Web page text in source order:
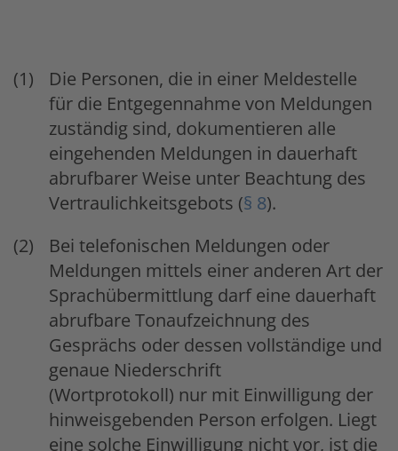
Die Personen, die in einer Meldestelle
für die Entgegennahme von Meldungen
zuständig sind, dokumentieren alle
eingehenden Meldungen in dauerhaft
abrufbarer Weise unter Beachtung des
Vertraulichkeitsgebots (§ 8).
Bei telefonischen Meldungen oder
Meldungen mittels einer anderen Art der
Sprachübermittlung darf eine dauerhaft
abrufbare Tonaufzeichnung des
Gesprächs oder dessen vollständige und
genaue Niederschrift
(Wortprotokoll) nur mit Einwilligung der
hinweisgebenden Person erfolgen. Liegt
eine solche Einwilligung nicht vor, ist die